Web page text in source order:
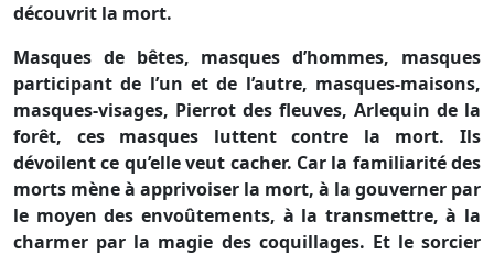
découvrit la mort.
Masques de bêtes, masques d’hommes, masques
participant de l’un et de l’autre, masques-maisons,
masques-visages, Pierrot des fleuves, Arlequin de la
forêt, ces masques luttent contre la mort. Ils
dévoilent ce qu’elle veut cacher. Car la familiarité des
morts mène à apprivoiser la mort, à la gouverner par
le moyen des envoûtements, à la transmettre, à la
charmer par la magie des coquillages. Et le sorcier